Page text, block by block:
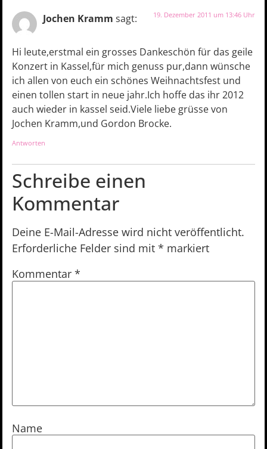
Jochen Kramm sagt: 19. Dezember 2011 um 13:46 Uhr
Hi leute,erstmal ein grosses Dankeschön für das geile
Konzert in Kassel,für mich genuss pur,dann wünsche
ich allen von euch ein schönes Weihnachtsfest und
einen tollen start in neue jahr.Ich hoffe das ihr 2012
auch wieder in kassel seid.Viele liebe grüsse von
Jochen Kramm,und Gordon Brocke.
Antworten
Schreibe einen
Kommentar
Deine E-Mail-Adresse wird nicht veröffentlicht.
Erforderliche Felder sind mit * markiert
Kommentar *
Name